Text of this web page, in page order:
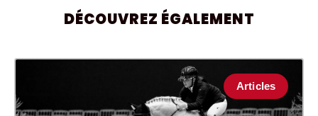
DÉCOUVREZ ÉGALEMENT
Articles